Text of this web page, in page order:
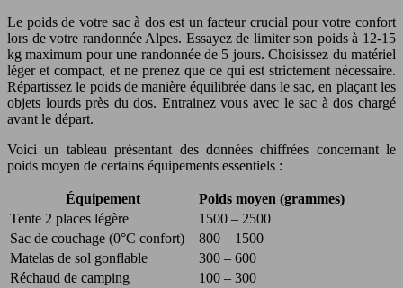
Le poids de votre sac à dos est un facteur crucial pour votre confort
lors de votre randonnée Alpes. Essayez de limiter son poids à 12-15
kg maximum pour une randonnée de 5 jours. Choisissez du matériel
léger et compact, et ne prenez que ce qui est strictement nécessaire.
Répartissez le poids de manière équilibrée dans le sac, en plaçant les
objets lourds près du dos. Entrainez vous avec le sac à dos chargé
avant le départ.
Voici un tableau présentant des données chiffrées concernant le
poids moyen de certains équipements essentiels :
Équipement
Poids moyen (grammes)
Tente 2 places légère
1500 – 2500
Sac de couchage (0°C confort)
800 – 1500
Matelas de sol gonflable
300 – 600
Réchaud de camping
100 – 300